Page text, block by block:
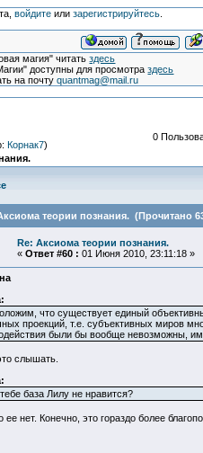
войдитеили зарегистрируйтесь.
магия" читатьздесь
доступны для просмотраздесь
на почтуquantmag@mail.ru
Корнак7)
0
теории познания. (Прочитано
Re: Аксиома теории познания.
« Ответ #60 : 01 Июня 2010, 23:11:18 »
что существует единый
проекций, т.е. субъективных миров
были бы вообще невозможны,
слышать.
база Лилу не нравится?
ее нет. Конечно, это гораздо более